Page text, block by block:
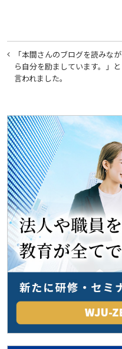
投
稿
ナ
ゲ
ー
シ
ョ
ン
「本間さんのブログを読みなが
ら自分を励ましています。」と
言われました。